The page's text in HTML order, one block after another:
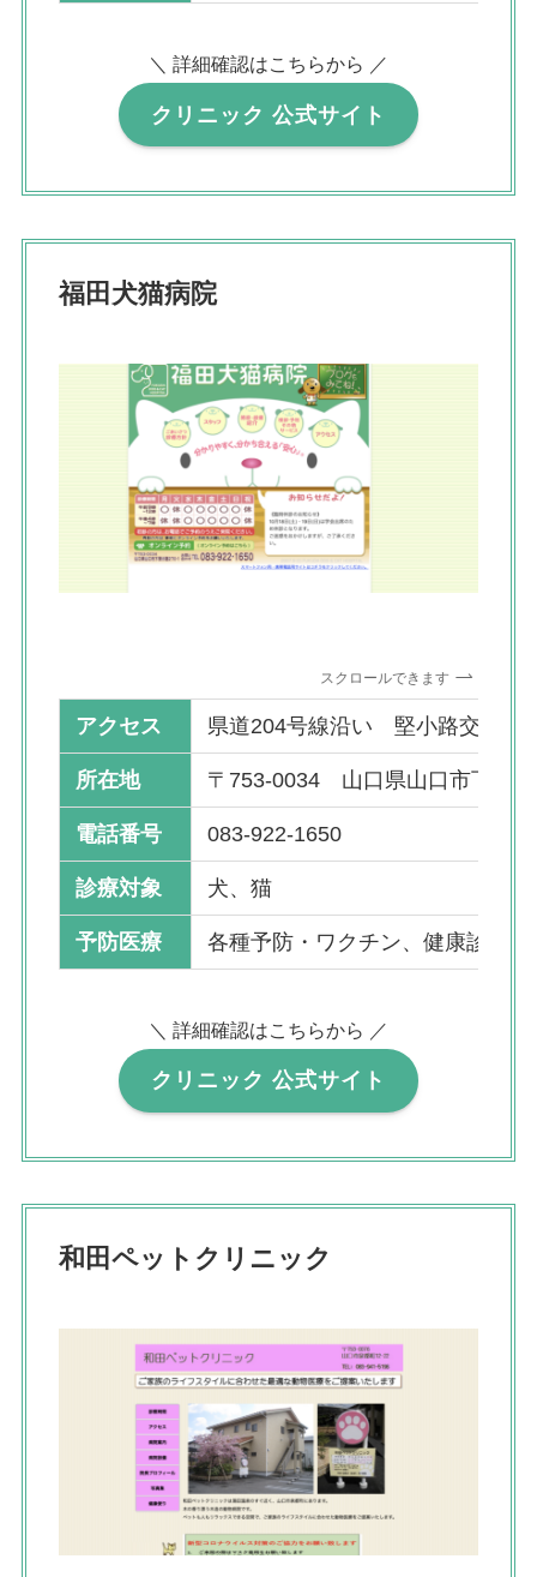
＼ 詳細確認はこちらから ／
クリニック 公式サイト
福田犬猫病院
スクロールできます
アクセス 県道204号線沿い 堅小路交差点
所在地 〒753-0034 山口県山口市下竪
電話番号 083-922-1650
診療対象 犬、猫
予防医療 各種予防・ワクチン、健康診断
＼ 詳細確認はこちらから ／
クリニック 公式サイト
和田ペットクリニック